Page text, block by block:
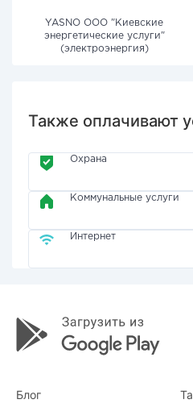
YASNO OOO "Киевские
энергетические услуги"
(электроэнергия)
Также оплачивают
Охрана
Коммунальные услуги
Интернет
Блог